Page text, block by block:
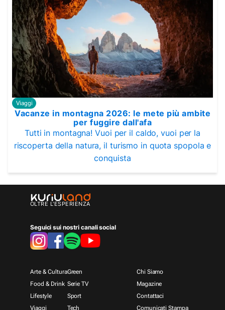
Viaggi
Vacanze in montagna 2026: le mete più ambite
per fuggire dall'afa
Tutti in montagna! Vuoi per il caldo, vuoi per la
riscoperta della natura, il turismo in quota spopola e
conquista
OLTRE L'ESPERIENZA
Seguici sui nostri canali social
Arte & Cultura
Food & Drink
Lifestyle
Viaggi
Green
Serie TV
Sport
Tech
Chi Siamo
Magazine
Contattaci
Comunicati Stampa